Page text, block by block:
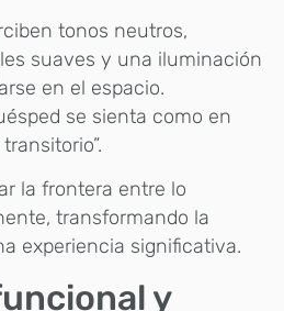
tonos neutros,
suaves y una iluminación
en el espacio.
se sienta como en
la frontera entre lo
transformando la
experiencia significativa.
y